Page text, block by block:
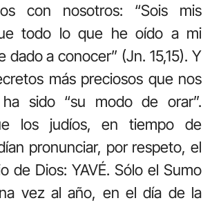
con nosotros: “Sois mis
todo lo que he oído a mi
dado a conocer” (Jn. 15,15). Y
más preciosos que nos
sido “su modo de orar”.
los judíos, en tiempo de
pronunciar, por respeto, el
de Dios: YAVÉ. Sólo el Sumo
vez al año, en el día de la